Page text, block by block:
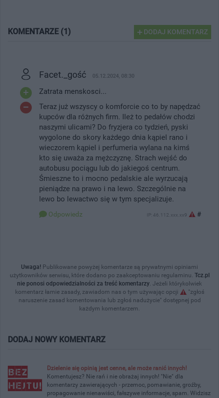
KOMENTARZE (1) DODAJ KOMENTARZ
Facet._gość 05.12.2024, 08:30
Zatrata menskosci...
Teraz już wszyscy o komforcie co to by napędzać
kupców dla różnych firm. Ileż to pedałów chodzi
naszymi ulicami? Do fryzjera co tydzień, pyski
wygolone do skory każdego dnia kąpiel rano i
wieczorem kąpiel i perfumeria wylana na kimś
kto się uważa za mężczyznę. Strach wejść do
autobusu pociągu lub do jakiegoś centrum.
Śmieszne to i mocno pedalskie ale wyrzucają
pieniądze na prawo i na lewo. Szczególnie na
lewo bo lewactwo się w tym specjalizuje.
Odpowiedz IP: 46.112.xxx.xx9 #
Uwaga! Publikowane powyżej komentarze są prywatnymi opiniami
użytkowników serwisu, które dodano po zaakceptowaniu regulaminu. Tcz.pl
nie ponosi odpowiedzialności za treść komentarzy. Jeżeli którykolwiek
komentarz łamie zasady, zawiadom nas o tym używając opcji
"zgłoś
naruszenie zasad komentowania lub zgłoś nadużycie" dostępnej pod
każdym komentarzem.
DODAJ NOWY KOMENTARZ
Dzielenie się opinią jest cenne, ale może ranić innych!
Komentujesz? Nie rań i nie obrażaj innych! "Nie" dla
komentarzy zawierających - przemoc, pomawianie, groźby,
propagowanie nienawiści, fałszywe informacje, spam. Widzisz